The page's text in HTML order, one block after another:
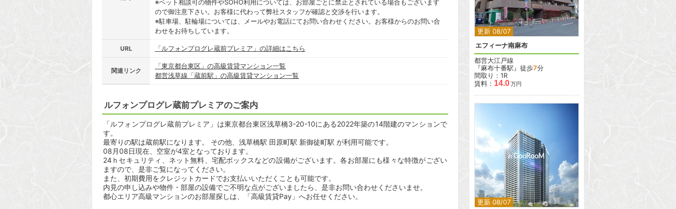
※ペット相談可の物件やSOHO利用については、お部屋ごとに禁止とされている場合もございます
ので御注意下さい。お客様に代わって弊社スタッフが確認と交渉を行います。
※駐車場、駐輪場については、メールやお電話にてお問い合わせください。お客様からのお問い合
わせをお待ちしています。
URL 「ルフォンプログレ蔵前プレミア」の詳細はこちら
関連リンク
「東京都台東区」の高級賃貸マンション一覧
都営浅草線「蔵前駅」の高級賃貸マンション一覧
ルフォンプログレ蔵前プレミアのご案内
「ルフォンプログレ蔵前プレミア」は東京都台東区浅草橋3-20-10にある2022年築の14階建のマンションで
す。
最寄りの駅は蔵前駅になります。 その他、浅草橋駅 田原町駅 新御徒町駅 が利用可能です。
08月08日現在、空室が4室となっております。
24ｈセキュリティ、ネット無料、宅配ボックスなどの設備がございます。各お部屋にも様々な特徴がござい
ますので、是非ご覧になってください。
また、初期費用をクレジットカードでお支払いいただくことも可能です。
内見の申し込みや物件・部屋の設備でご不明な点がございましたら、是非お問い合わせくださいませ。
都心エリア高級マンションのお部屋探しは、「高級賃貸Pay」へお任せください。
更新 08/07
エフィーナ南麻布
都営大江戸線
『麻布十番駅』徒歩7分
間取り：1R
賃料： 14.0万円
更新 08/07
2